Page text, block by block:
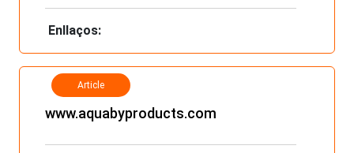
Enllaços:
Article
www.aquabyproducts.com